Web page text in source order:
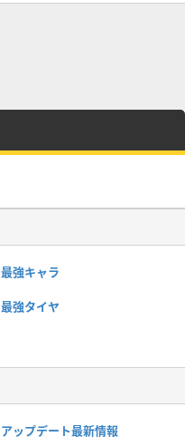
最強キャラ
最強タイヤ
アップデート最新情報